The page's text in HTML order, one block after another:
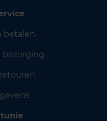
betalen
bezorging